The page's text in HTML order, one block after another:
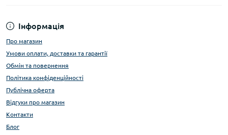
Інформація
Про магазин
Умови оплати, доставки та гарантії
Обмін та повернення
Політика конфіденційності
Публічна оферта
Відгуки про магазин
Контакти
Блог